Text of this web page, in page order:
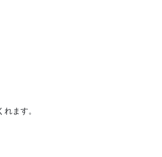
ます。